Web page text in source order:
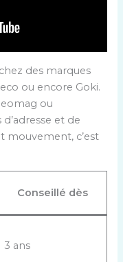
des marques
ou encore Goki.
ou
et de
mouvement, c’est
Conseillé dès
3 ans